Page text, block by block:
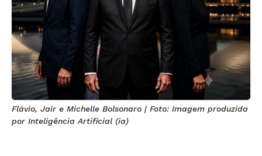
Flávio, Jair e Michelle Bolsonaro | Foto: Imagem produzida
por Inteligência Artificial (ia)